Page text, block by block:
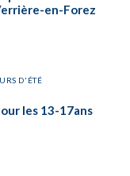
en-Forez
D'ÉTÉ
les 13-17ans